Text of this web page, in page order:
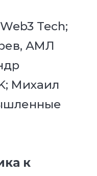
Tech;
АМЛ
Михаил
к